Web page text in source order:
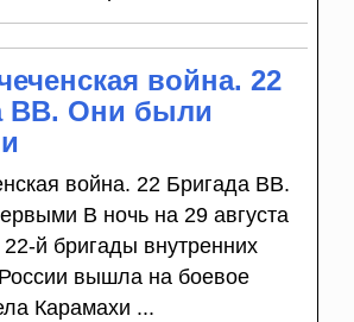
война. 22
ВВ. Они были
война. 22 Бригада ВВ.
В ночь на 29 августа
22-й бригады внутренних
вышла на боевое
Карамахи ...